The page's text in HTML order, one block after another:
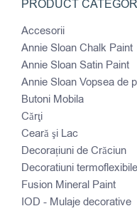
PRODUCT
Accesorii
Annie Sloan Chalk Paint
Annie Sloan Satin Paint
Annie Sloan Vopsea de
Butoni Mobila
Cărţi
Ceară şi Lac
Decorațiuni de Crăciun
Decoratiuni termoflexibile
Fusion Mineral Paint
IOD - Mulaje decorative